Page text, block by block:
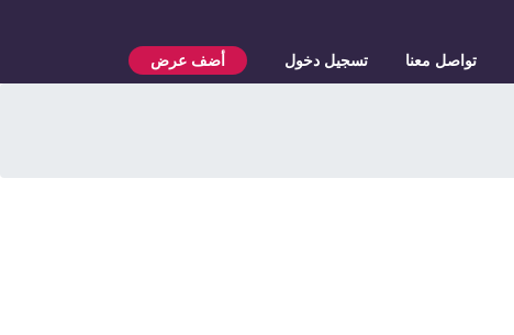
تواصل معنا تسجيل دخول أضف عرض